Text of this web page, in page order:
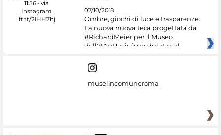
07/10/2018
Ombre, giochi di luce e trasparenze.
La nuova nuova teca progettata da
#RichardMeier per il Museo
dell'#AraPacis è modulata sul
museiincomuneroma